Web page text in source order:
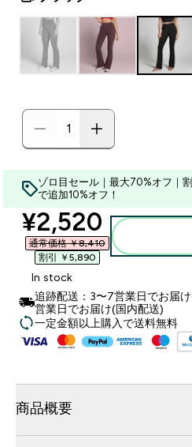
ゾロ目セール｜最大70%オフ｜
で追加10%オフ！
discounted
¥2,520‎
通常価格 ￥8,410‎
割引 ￥5,890‎
In stock
追跡配送：3〜7営業日でお届
営業日でお届け(国内配送)
一定金額以上購入で送料無料
商品概要